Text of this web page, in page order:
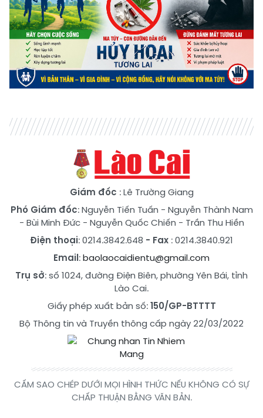
Giám đốc : Lê Trường Giang
Phó Giám đốc:Nguyễn Tiến Tuấn - Nguyễn Thành Nam
- Bùi Minh Đức- Nguyễn Quốc Chiến - Trần Thu Hiền
Điện thoại: 0214.3842.648 - Fax : 0214.3840.921
Email:baolaocaidientu@gmail.com
Trụ sở: số 1024, đường Điện Biên, phường Yên Bái, tỉnh
Lào Cai.
Giấy phép xuất bản số:150/GP-BTTTT
Bộ Thông tin và Truyền thông cấp ngày 22/03/2022
CẤM SAO CHÉP DƯỚI MỌI HÌNH THỨC NẾU KHÔNG CÓ SỰ
CHẤP THUẬN BẰNG VĂN BẢN.